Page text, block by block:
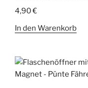
4,90€
In den Warenkorb